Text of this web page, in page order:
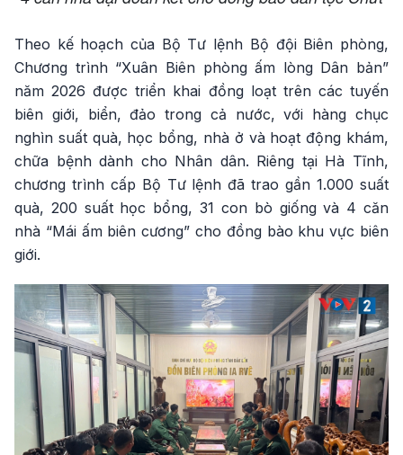
Theo kế hoạch của Bộ Tư lệnh Bộ đội Biên phòng,
Chương trình “Xuân Biên phòng ấm lòng Dân bản”
năm 2026 được triển khai đồng loạt trên các tuyến
biên giới, biển, đảo trong cả nước, với hàng chục
nghìn suất quà, học bổng, nhà ở và hoạt động khám,
chữa bệnh dành cho Nhân dân. Riêng tại Hà Tĩnh,
chương trình cấp Bộ Tư lệnh đã trao gần 1.000 suất
quà, 200 suất học bổng, 31 con bò giống và 4 căn
nhà “Mái ấm biên cương” cho đồng bào khu vực biên
giới.